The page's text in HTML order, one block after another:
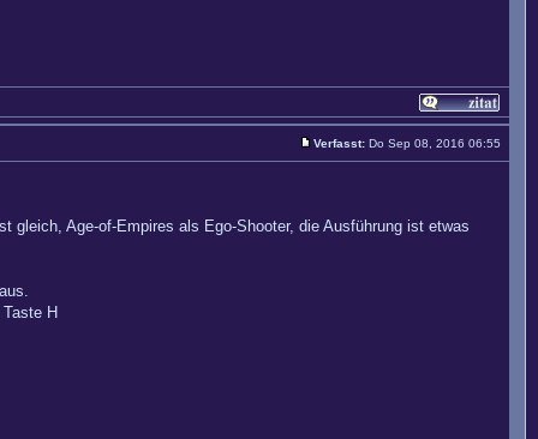
Verfasst: Do Sep 08, 2016 06:55
gleich, Age-of-Empires als Ego-Shooter, die Ausführung ist etwas
H